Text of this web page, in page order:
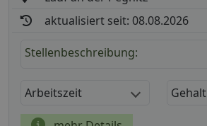
aktualisiert seit: 08.08.2026
Stellenbeschreibung:
Arbeitszeit Gehalt